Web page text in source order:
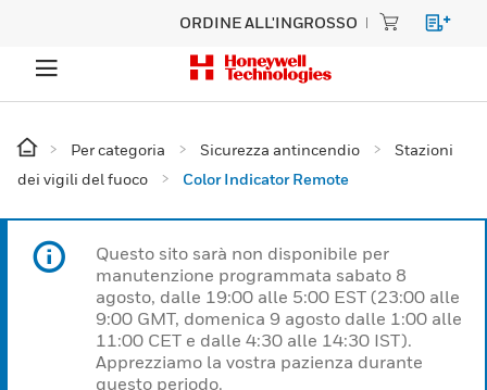
ORDINE ALL'INGROSSO
Per categoria Sicurezza antincendio
Stazioni
dei vigili del fuoco
Color Indicator Remote
Questo sito sarà non disponibile per
manutenzione programmata sabato 8
agosto, dalle 19:00 alle 5:00 EST (23:00 alle
9:00 GMT, domenica 9 agosto dalle 1:00 alle
11:00 CET e dalle 4:30 alle 14:30 IST).
Apprezziamo la vostra pazienza durante
questo periodo.